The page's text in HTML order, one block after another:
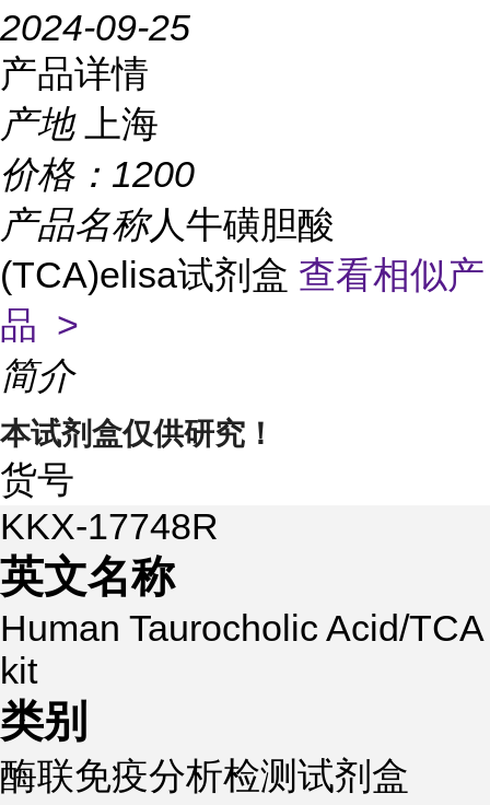
2024-09-25
产品详情
产地
上海
价格： 1200
产品名称人牛磺胆酸
(TCA)elisa试剂盒 查看相似产
品 >
简介
本试剂盒仅供研究！
货号
KKX-17748R
英文名称
Human Taurocholic Acid/TCA
kit
类别
酶联免疫分析检测试剂盒